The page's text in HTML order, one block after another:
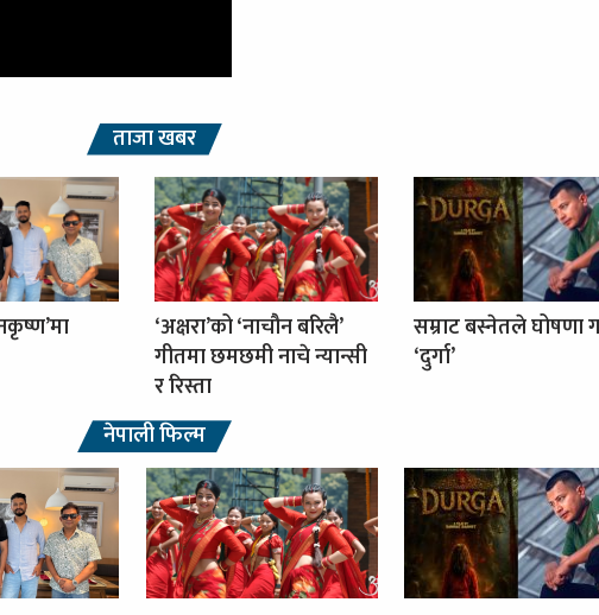
ताजा खबर
‘अक्षरा’को ‘नाचौन बरिलै’
गीतमा छमछमी नाचे न्यान्सी
र रिस्ता
सम्राट बस्नेतले घोषणा
‘दुर्गा’
नेपाली फिल्म